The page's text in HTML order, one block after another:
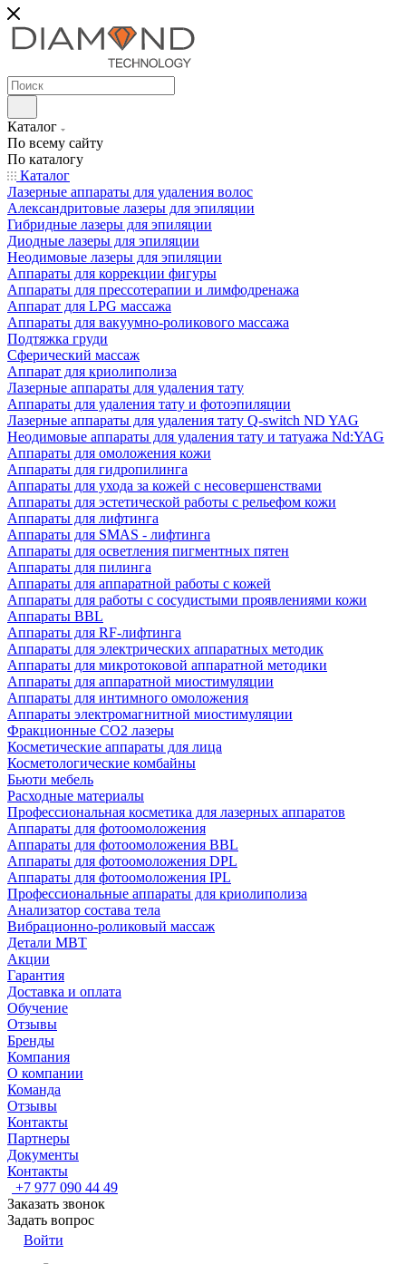
Каталог
По всему сайту
По каталогу
Каталог
Лазерные аппараты для удаления волос
Александритовые лазеры для эпиляции
Гибридные лазеры для эпиляции
Диодные лазеры для эпиляции
Неодимовые лазеры для эпиляции
Аппараты для коррекции фигуры
Аппараты для прессотерапии и лимфодренажа
Аппарат для LPG массажа
Аппараты для вакуумно-роликового массажа
Подтяжка груди
Сферический массаж
Аппарат для криолиполиза
Лазерные аппараты для удаления тату
Аппараты для удаления тату и фотоэпиляции
Лазерные аппараты для удаления тату Q-switch ND YAG
Неодимовые аппараты для удаления тату и татуажа Nd:YAG
Аппараты для омоложения кожи
Аппараты для гидропилинга
Аппараты для ухода за кожей с несовершенствами
Аппараты для эстетической работы с рельефом кожи
Аппараты для лифтинга
Аппараты для SMAS - лифтинга
Аппараты для осветления пигментных пятен
Аппараты для пилинга
Аппараты для аппаратной работы с кожей
Аппараты для работы с сосудистыми проявлениями кожи
Аппараты BBL
Аппараты для RF-лифтинга
Аппараты для электрических аппаратных методик
Аппараты для микротоковой аппаратной методики
Аппараты для аппаратной миостимуляции
Аппараты для интимного омоложения
Аппараты электромагнитной миостимуляции
Фракционные CO2 лазеры
Косметические аппараты для лица
Косметологические комбайны
Бьюти мебель
Расходные материалы
Профессиональная косметика для лазерных аппаратов
Аппараты для фотоомоложения
Аппараты для фотоомоложения BBL
Аппараты для фотоомоложения DPL
Аппараты для фотоомоложения IPL
Профессиональные аппараты для криолиполиза
Анализатор состава тела
Вибрационно-роликовый массаж
Детали MBT
Акции
Гарантия
Доставка и оплата
Обучение
Отзывы
Бренды
Компания
О компании
Команда
Отзывы
Контакты
Партнеры
Документы
Контакты
+7 977 090 44 49
Заказать звонок
Задать вопрос
Войти